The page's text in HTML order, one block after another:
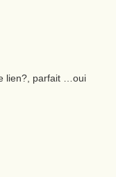
lien?, parfait …oui